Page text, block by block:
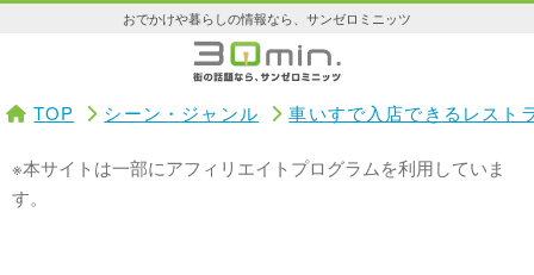
おでかけや暮らしの情報なら、サンゼロミニッツ
TOP シーン・ジャンル 車いすで入店できるレスト
※本サイトは一部にアフィリエイトプログラムを利用していま
す。